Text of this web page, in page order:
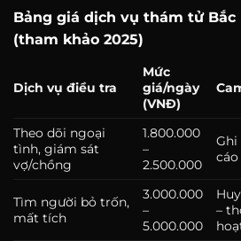
Bảng giá dịch vụ thám tử Bắc
(tham khảo 2025)
Dịch vụ điều tra
Mức
giá/ngày
(VNĐ)
Theo dõi ngoại
tình, giám sát
vợ/chồng
1.800.000
–
2.500.000
Ghi
Tìm người bỏ trốn,
mất tích
3.000.000
–
5.000.000
–